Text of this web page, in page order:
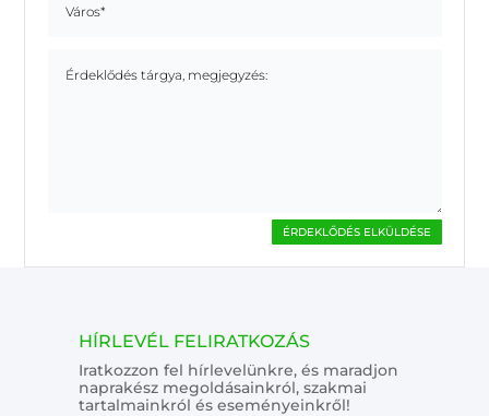
ÉRDEKLŐDÉS ELKÜLDÉSE
HÍRLEVÉL FELIRATKOZÁS
Iratkozzon fel hírlevelünkre, és maradjon
naprakész megoldásainkról, szakmai
tartalmainkról és eseményeinkről!